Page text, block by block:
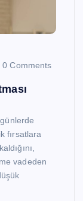
0 Comments
fırsatlara
vadeden